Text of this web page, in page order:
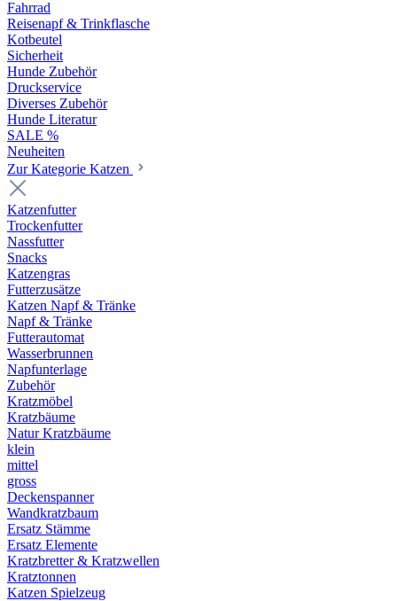
Fahrrad
Reisenapf & Trinkflasche
Kotbeutel
Sicherheit
Hunde Zubehör
Druckservice
Diverses Zubehör
Hunde Literatur
SALE %
Neuheiten
Zur Kategorie Katzen
Katzenfutter
Trockenfutter
Nassfutter
Snacks
Katzengras
Futterzusätze
Katzen Napf & Tränke
Napf & Tränke
Futterautomat
Wasserbrunnen
Napfunterlage
Zubehör
Kratzmöbel
Kratzbäume
Natur Kratzbäume
klein
mittel
gross
Deckenspanner
Wandkratzbaum
Ersatz Stämme
Ersatz Elemente
Kratzbretter & Kratzwellen
Kratztonnen
Katzen Spielzeug